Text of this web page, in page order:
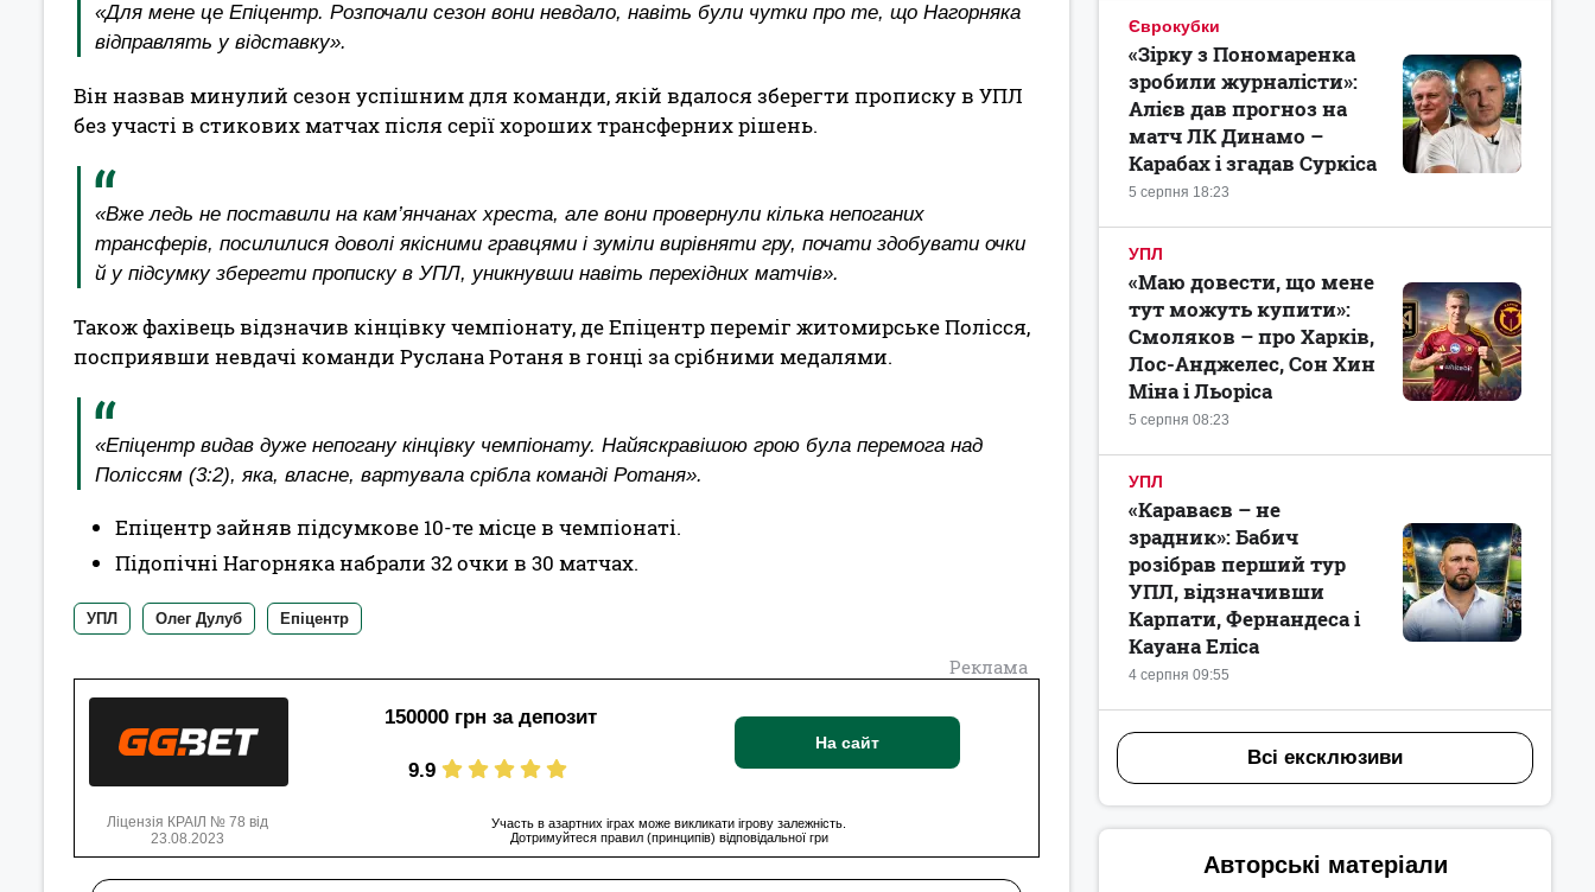
«Для мене це Епіцентр. Розпочали сезон вони невдало, навіть були чутки про те, що Нагорняка
відправлять у відставку».
Він назвав минулий сезон успішним для команди, якій вдалося зберегти прописку в УПЛ
без участі в стикових матчах після серії хороших трансферних рішень.
«Вже ледь не поставили на кам’янчанах хреста, але вони провернули кілька непоганих
трансферів, посилилися доволі якісними гравцями і зуміли вирівняти гру, почати здобувати очки
й у підсумку зберегти прописку в УПЛ, уникнувши навіть перехідних матчів».
Також фахівець відзначив кінцівку чемпіонату, де Епіцентр переміг житомирське Полісся,
посприявши невдачі команди Руслана Ротаня в гонці за срібними медалями.
«Епіцентр видав дуже непогану кінцівку чемпіонату. Найяскравішою грою була перемога над
Поліссям (3:2), яка, власне, вартувала срібла команді Ротаня».
Епіцентр зайняв підсумкове 10-те місце в чемпіонаті.
Підопічні Нагорняка набрали 32 очки в 30 матчах.
УПЛ Олег Дулуб Епіцентр
Реклама
150000 грн за депозит
9.9
На сайт
Ліцензія КРАІЛ № 78 від
23.08.2023
Участь в азартних іграх може викликати ігрову залежність.
Дотримуйтеся правил (принципів) відповідальної гри
Єврокубки
5 серпня 18:23
«Зірку з Пономаренка
зробили журналісти»:
Алієв дав прогноз на
матч ЛК Динамо –
Карабах і згадав Суркіса
УПЛ
5 серпня 08:23
«Маю довести, що мене
тут можуть купити»:
Смоляков – про Харків,
Лос-Анджелес, Сон Хин
Міна і Льоріса
УПЛ
4 серпня 09:55
«Караваєв – не
зрадник»: Бабич
розібрав перший тур
УПЛ, відзначивши
Карпати, Фернандеса і
Кауана Еліса
Всі ексклюзиви
Авторські матеріали